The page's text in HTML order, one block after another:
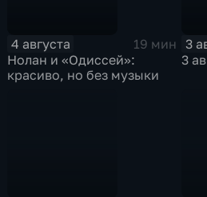
4 августа
19 мин
Нолан и «Одиссей»:
красиво, но без музыки
3
3